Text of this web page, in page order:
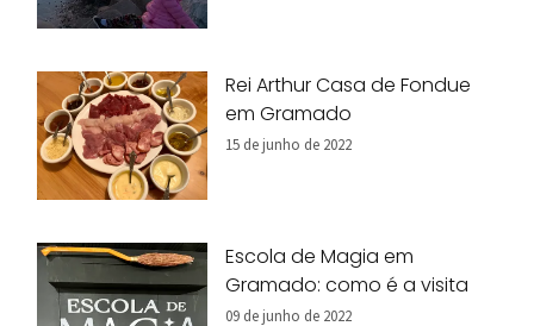
Rei Arthur Casa de Fondue
em Gramado
15 de junho de 2022
Escola de Magia em
Gramado: como é a visita
09 de junho de 2022